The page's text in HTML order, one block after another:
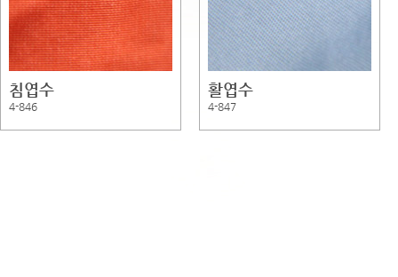
침엽수
4-846
활엽수
4-847